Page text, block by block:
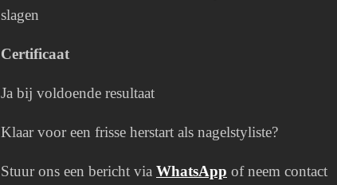
slagen
Certificaat
Ja bij voldoende resultaat
Klaar voor een frisse herstart als nagelstyliste?
Stuur ons een bericht via WhatsApp of neem contact